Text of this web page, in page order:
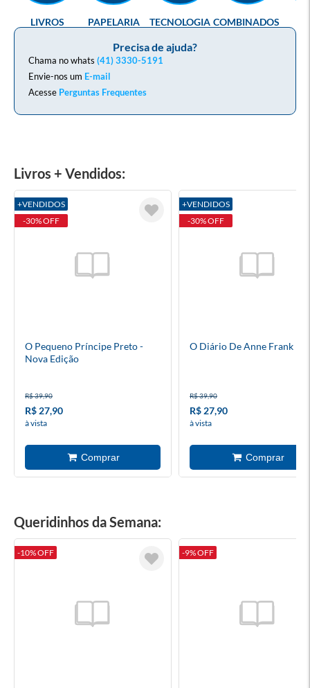
Precisa de ajuda?
Chama no whats (41) 3330-5191
Envie-nos um E-mail
Acesse Perguntas Frequentes
LIVROS PAPELARIA TECNOLOGIA COMBINADOS
Livros + Vendidos:
+VENDIDOS
-30% OFF
O Pequeno Príncipe Preto -
Nova Edição
R$ 39,90
R$ 27,90
à vista
+VENDIDOS
-30% OFF
O Diário De Anne Frank
R$ 39,90
R$ 27,90
à vista
Queridinhos da Semana:
-10% OFF -9% OFF